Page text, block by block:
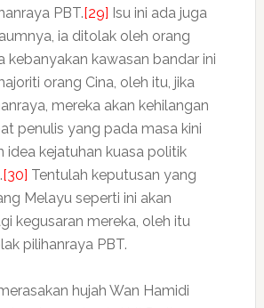
PBT. [29] Isu ini ada juga
ia ditolak oleh orang
kebanyakan kawasan bandar ini
orang Cina, oleh itu, jika
mereka akan kehilangan
penulis yang pada masa kini
idea kejatuhan kuasa politik
[30] Tentulah keputusan yang
Melayu seperti ini akan
kegusaran mereka, oleh itu
pilihanraya PBT.
hujah Wan Hamidi